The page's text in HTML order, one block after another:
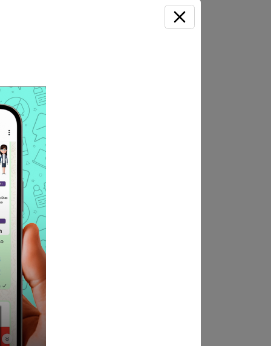
de Personal (PSEP)
La opción para postular solo
las bases